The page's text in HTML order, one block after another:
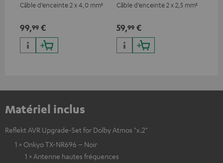
Câble d’enceinte 2 x 4,0 mm²
99,99 €
Câble d’enceinte 2 x 2,5 mm²
59,99 €
Matériel inclus
Reflekt AVR Upgrade-Set for Dolby Atmos "x.2"
1 × Onkyo TX-NR696 – Noir
1 × Antenne hautes fréquences